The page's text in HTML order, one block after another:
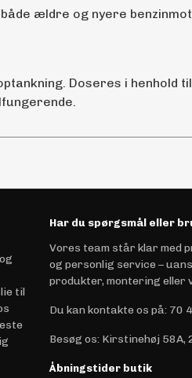
ældre og nyere
Doseres i
til
Har du spørgsmål eller
Vores team står klar med
og personlig service –
produkter, montering eller
Du kan kontakte os på: 70
Besøg os: Kirstinehøj
Åbningstider butik